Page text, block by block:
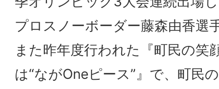
プロスノーボーダー藤森由香選
また昨年度行われた『町民の笑
は“ながOneピース”』で、町民